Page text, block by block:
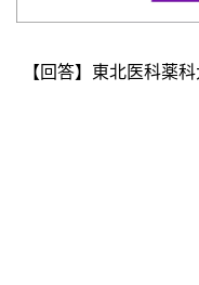
【回答】東北医科薬